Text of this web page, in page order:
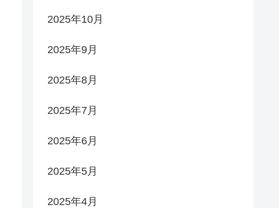
2025年10月
2025年9月
2025年8月
2025年7月
2025年6月
2025年5月
2025年4月